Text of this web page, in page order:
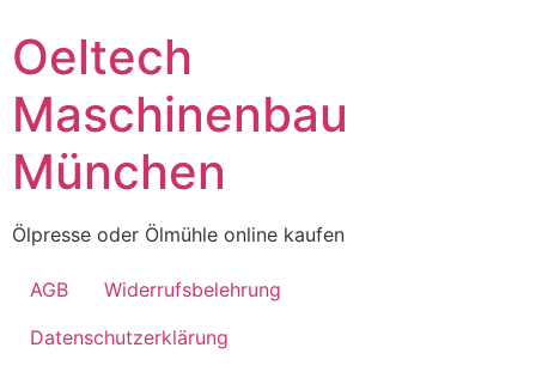
to
content
Oeltech
Maschinenbau
München
Ölpresse oder Ölmühle online kaufen
AGB
Widerrufsbelehrung
Datenschutzerklärung